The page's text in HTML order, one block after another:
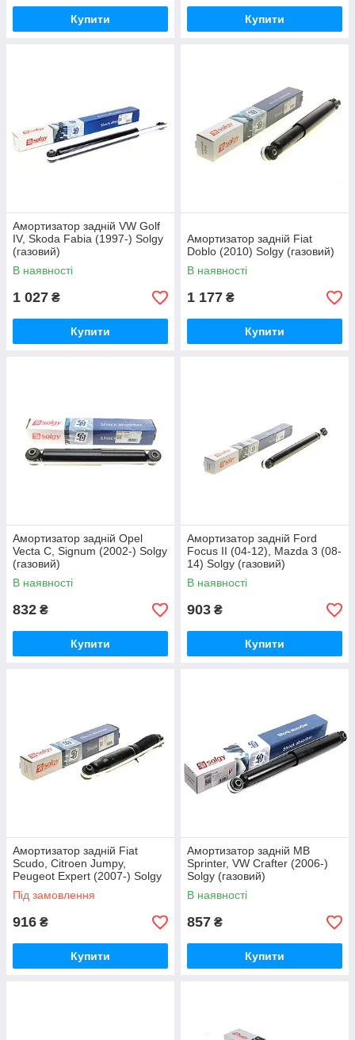
Купити Купити
Амортизатор задній VW Golf
IV, Skoda Fabia (1997-) Solgy
(газовий)
В наявності
1 027 ₴
Купити
Амортизатор задній Fiat
Doblo (2010) Solgy (газовий)
В наявності
1 177 ₴
Купити
Амортизатор задній Opel
Vecta C, Signum (2002-) Solgy
(газовий)
В наявності
832 ₴
Купити
Амортизатор задній Ford
Focus II (04-12), Mazda 3 (08-
14) Solgy (газовий)
В наявності
903 ₴
Купити
Амортизатор задній Fiat
Scudo, Citroen Jumpy,
Peugeot Expert (2007-) Solgy
(газовий)
Під замовлення
916 ₴
Купити
Амортизатор задній MB
Sprinter, VW Crafter (2006-)
Solgy (газовий)
В наявності
857 ₴
Купити